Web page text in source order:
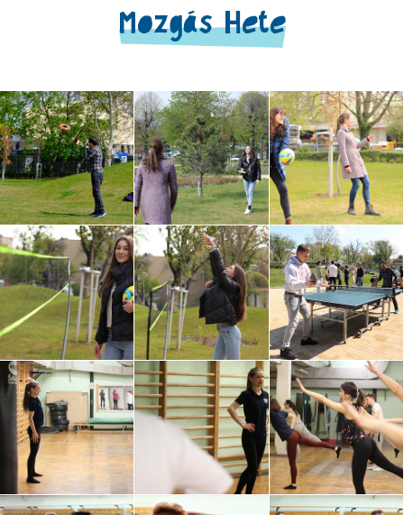
Mozgás Hete